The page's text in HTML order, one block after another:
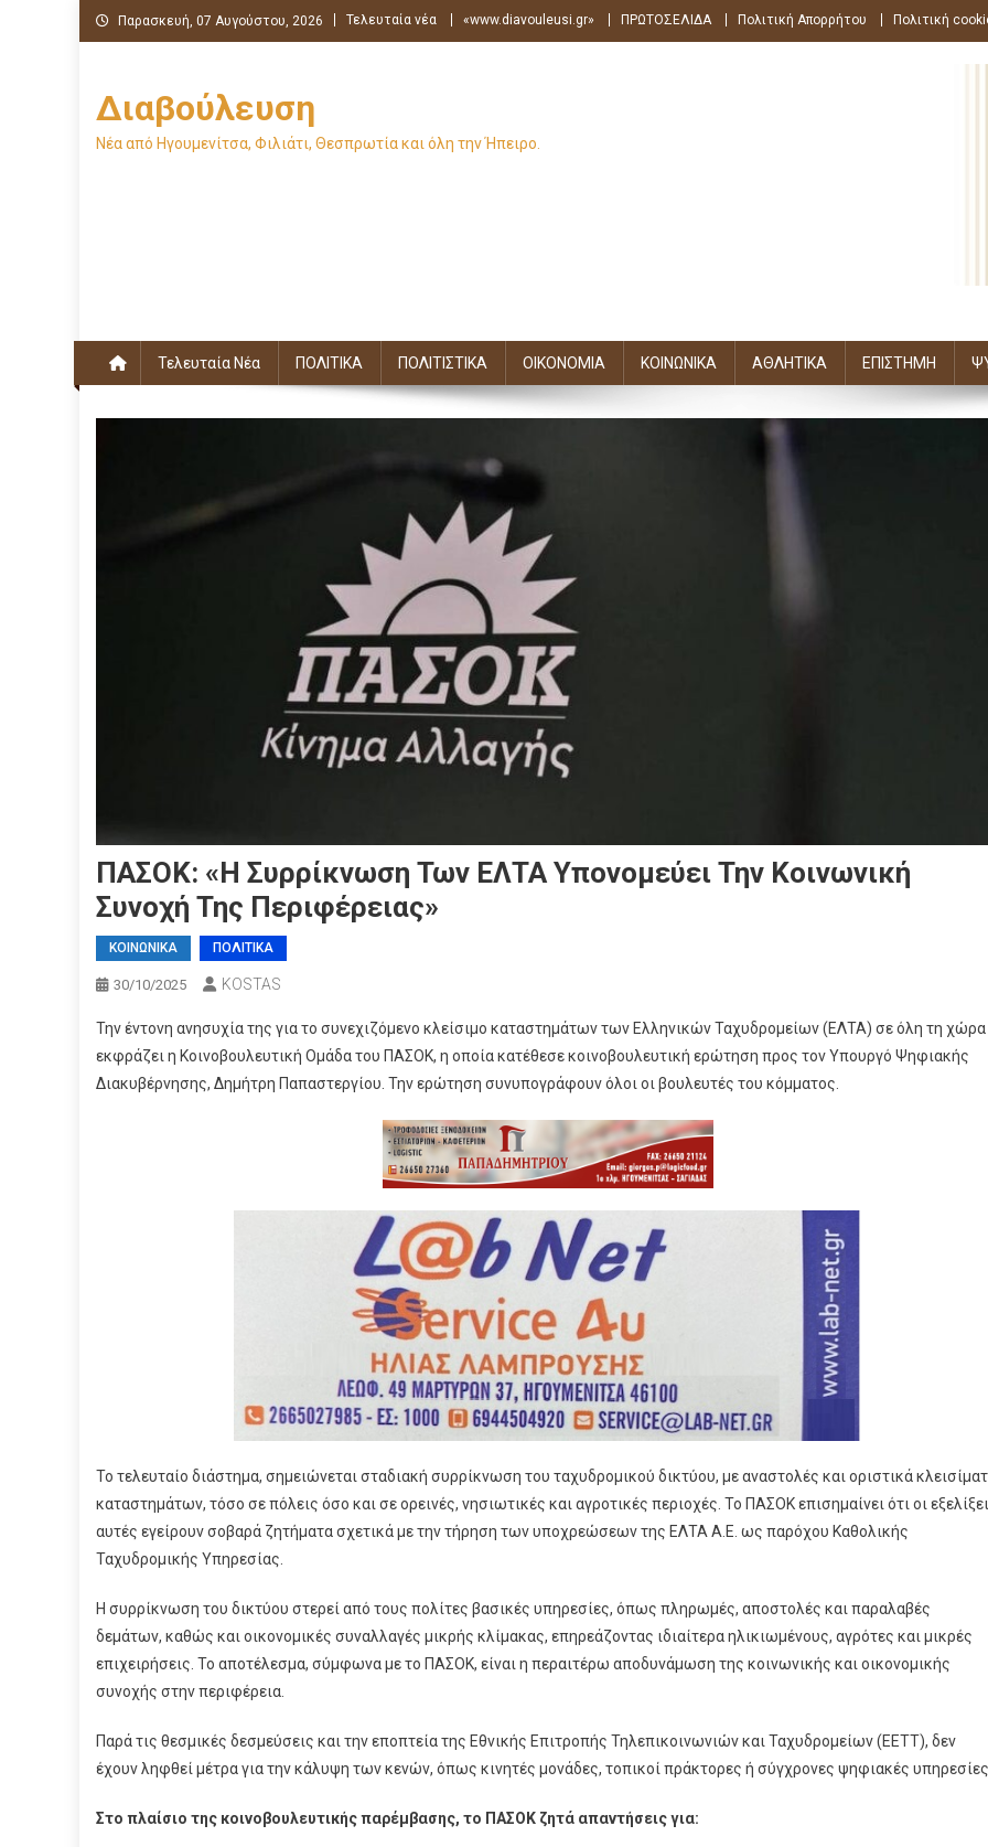
Μεταπηδήστε
στο
Παρασκευή, 07 Αυγούστου, 2026 Τελευταία νέα «www.diavouleusi.gr» ΠΡΩΤΟΣΕΛΙΔΑ Πολιτική Απορρήτου Πολιτική
Διαβούλευση
Νέα από Ηγουμενίτσα, Φιλιάτι, Θεσπρωτία και όλη την Ήπειρο.
Τελευταία Νέα ΠΟΛΙΤΙΚΑ ΠΟΛΙΤΙΣΤΙΚΑ ΟΙΚΟΝΟΜΙΑ ΚΟΙΝΩΝΙΚΑ ΑΘΛΗΤΙΚΑ ΕΠΙΣΤΗΜΗ
ΠΑΣΟΚ: «Η Συρρίκνωση Των ΕΛΤΑ Υπονομεύει Την Κοινωνική
Συνοχή Της Περιφέρειας»
ΚΟΙΝΩΝΙΚΑ ΠΟΛΙΤΙΚΑ
30/10/2025 KOSTAS
Την έντονη ανησυχία της για το συνεχιζόμενο κλείσιμο καταστημάτων των Ελληνικών Ταχυδρομείων (ΕΛΤΑ) σε όλη τη χώρα
εκφράζει η Κοινοβουλευτική Ομάδα του ΠΑΣΟΚ, η οποία κατέθεσε κοινοβουλευτική ερώτηση προς τον Υπουργό Ψηφιακής
Διακυβέρνησης, Δημήτρη Παπαστεργίου. Την ερώτηση συνυπογράφουν όλοι οι βουλευτές του κόμματος.
Το τελευταίο διάστημα, σημειώνεται σταδιακή συρρίκνωση του ταχυδρομικού δικτύου, με αναστολές και οριστικά
καταστημάτων, τόσο σε πόλεις όσο και σε ορεινές, νησιωτικές και αγροτικές περιοχές. Το ΠΑΣΟΚ επισημαίνει ότι οι
αυτές εγείρουν σοβαρά ζητήματα σχετικά με την τήρηση των υποχρεώσεων της ΕΛΤΑ Α.Ε. ως παρόχου Καθολικής
Ταχυδρομικής Υπηρεσίας.
Η συρρίκνωση του δικτύου στερεί από τους πολίτες βασικές υπηρεσίες, όπως πληρωμές, αποστολές και παραλαβές
δεμάτων, καθώς και οικονομικές συναλλαγές μικρής κλίμακας, επηρεάζοντας ιδιαίτερα ηλικιωμένους, αγρότες και μικρές
επιχειρήσεις. Το αποτέλεσμα, σύμφωνα με το ΠΑΣΟΚ, είναι η περαιτέρω αποδυνάμωση της κοινωνικής και οικονομικής
συνοχής στην περιφέρεια.
Παρά τις θεσμικές δεσμεύσεις και την εποπτεία της Εθνικής Επιτροπής Τηλεπικοινωνιών και Ταχυδρομείων (ΕΕΤΤ), δεν
έχουν ληφθεί μέτρα για την κάλυψη των κενών, όπως κινητές μονάδες, τοπικοί πράκτορες ή σύγχρονες ψηφιακές
Στο πλαίσιο της κοινοβουλευτικής παρέμβασης, το ΠΑΣΟΚ ζητά απαντήσεις για: